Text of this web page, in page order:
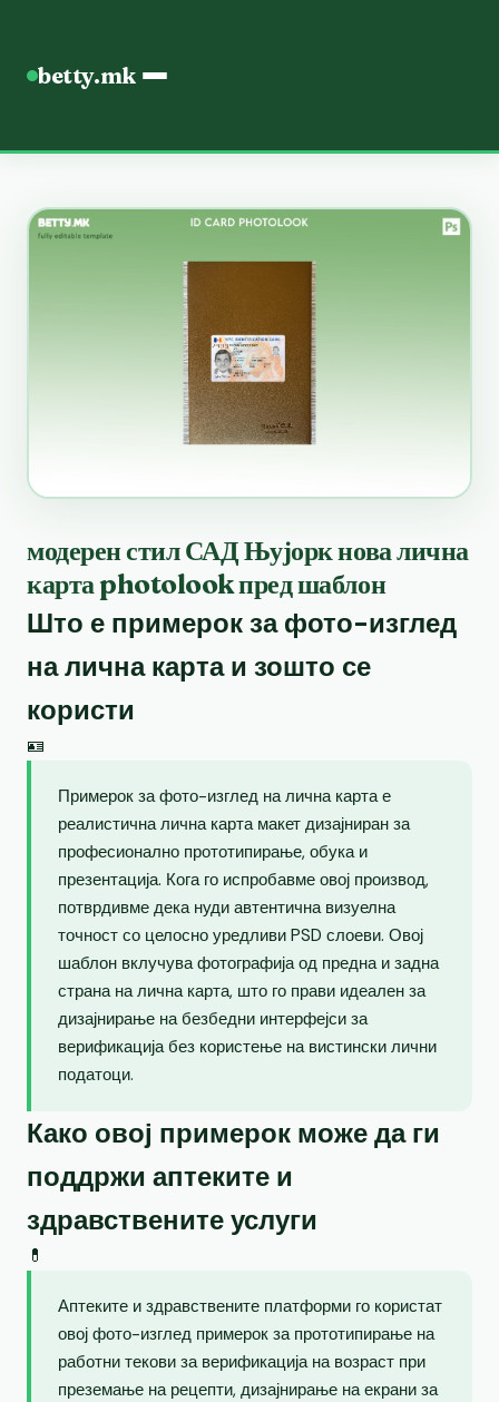
betty.mk
модерен стил САД Њујорк нова лична
карта photolook пред шаблон
Што е примерок за фото-изглед
на лична карта и зошто се
користи
🪪
Примерок за фото-изглед на лична карта е
реалистична лична карта макет дизајниран за
професионално прототипирање, обука и
презентација. Кога го испробавме овој производ,
потврдивме дека нуди автентична визуелна
точност со целосно уредливи PSD слоеви. Овој
шаблон вклучува фотографија од предна и задна
страна на лична карта, што го прави идеален за
дизајнирање на безбедни интерфејси за
верификација без користење на вистински лични
податоци.
Како овој примерок може да ги
поддржи аптеките и
здравствените услуги
💊
Аптеките и здравствените платформи го користат
овој фото-изглед примерок за прототипирање на
работни текови за верификација на возраст при
преземање на рецепти, дизајнирање на екрани за